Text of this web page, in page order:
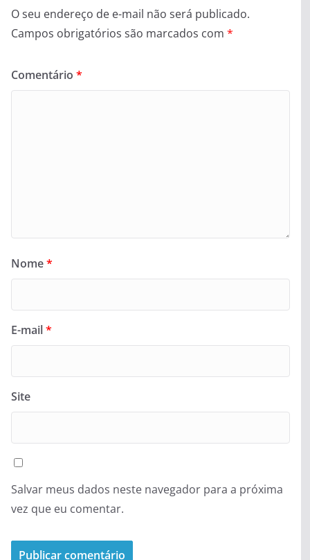
O seu endereço de e-mail não será publicado.
Campos obrigatórios são marcados com *
Comentário *
Nome*
E-mail*
Site
Salvar meus dados neste navegador para a próxima
vez que eu comentar.